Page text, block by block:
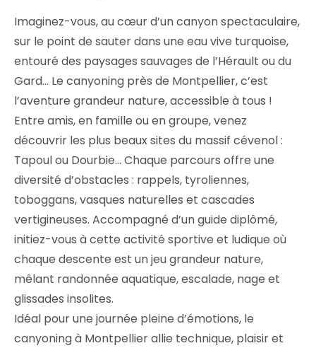
Imaginez-vous, au cœur d’un canyon spectaculaire,
sur le point de sauter dans une eau vive turquoise,
entouré des paysages sauvages de l’Hérault ou du
Gard… Le canyoning près de Montpellier, c’est
l’aventure grandeur nature, accessible à tous !
Entre amis, en famille ou en groupe, venez
découvrir les plus beaux sites du massif cévenol :
Tapoul ou Dourbie… Chaque parcours offre une
diversité d’obstacles : rappels, tyroliennes,
toboggans, vasques naturelles et cascades
vertigineuses. Accompagné d’un guide diplômé,
initiez-vous à cette activité sportive et ludique où
chaque descente est un jeu grandeur nature,
mêlant randonnée aquatique, escalade, nage et
glissades insolites.
Idéal pour une journée pleine d’émotions, le
canyoning à Montpellier allie technique, plaisir et